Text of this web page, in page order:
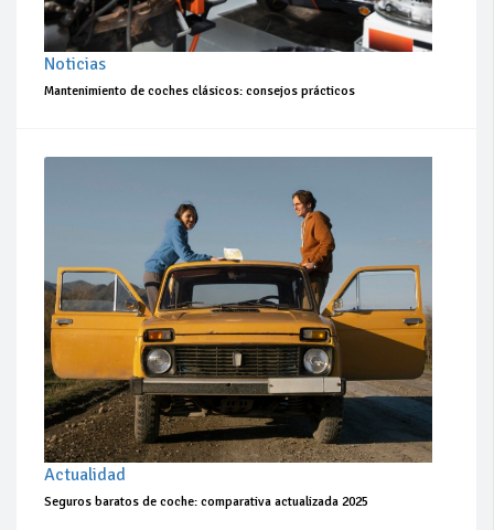
Noticias
Mantenimiento de coches clásicos: consejos prácticos
Actualidad
Seguros baratos de coche: comparativa actualizada 2025